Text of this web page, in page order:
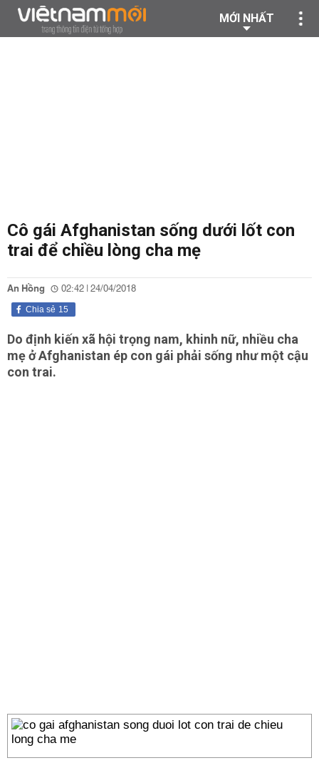
MỚI NHẤT
Cô gái Afghanistan sống dưới lốt con
trai để chiều lòng cha mẹ
An Hồng 02:42 | 24/04/2018
15
Chia sẻ
Do định kiến xã hội trọng nam, khinh nữ, nhiều cha
mẹ ở Afghanistan ép con gái phải sống như một cậu
con trai.